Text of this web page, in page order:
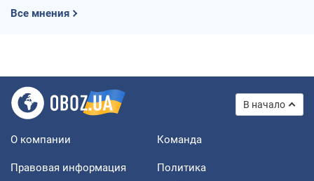
Все мнения
В начало
О компании Команда
Правовая информация
Политика